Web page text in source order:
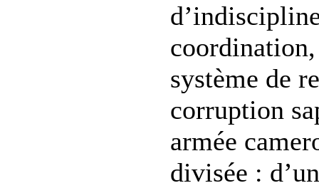
système de
corruption
armée
divisée :